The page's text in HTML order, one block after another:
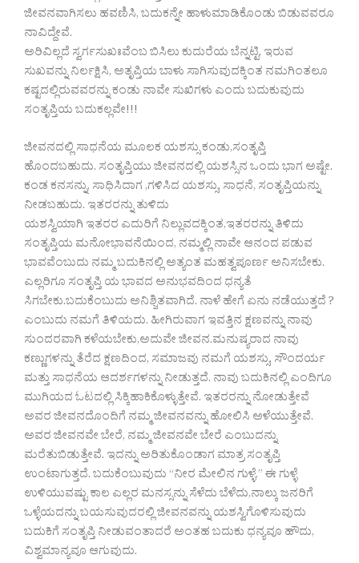
ಜೀವನವಾಗಿಸಲು ಹವಣಿಸಿ, ಬದುಕನ್ನೇ ಹಾಳುಮಾಡಿಕೊಂಡು ಬಿಡುವವರೂ
ನಾವಿದ್ದೇವೆ.
ಅರಿವಿಲ್ಲದೆ ಸ್ವರ್ಗಸುಖಃವೆಂಬ ಬಿಸಿಲು ಕುದುರೆಯ ಬೆನ್ನಟ್ಟಿ, ಇರುವ
ಸುಖವನ್ನು ನಿರ್ಲಕ್ಷಿಸಿ, ಅತೃಪ್ತಿಯ ಬಾಳು ಸಾಗಿಸುವುದಕ್ಕಿಂತ ನಮಗಿಂತಲೂ
ಕಷ್ಟದಲ್ಲಿರುವವರನ್ನು ಕಂಡು ನಾವೇ ಸುಖಿಗಳು ಎಂದು ಬದುಕುವುದು
ಸಂತೃಪ್ತಿಯ ಬದುಕಲ್ಲವೇ!!!
ಜೀವನದಲ್ಲಿ ಸಾಧನೆಯ ಮೂಲಕ ಯಶಸ್ಸು ಕಂಡು,ಸಂತೃಪ್ತಿ
ಹೊಂದಬಹುದು. ಸಂತೃಪ್ತಿಯು ಜೀವನದಲ್ಲಿ ಯಶಸ್ಸಿನ ಒಂದು ಭಾಗ ಅಷ್ಟೇ.
ಕಂಡ ಕನಸನ್ನು, ಸಾಧಿಸಿದಾಗ ,ಗಳಿಸಿದ ಯಶಸ್ಸು, ಸಾಧನೆ, ಸಂತೃಪ್ತಿಯನ್ನು
ನೀಡಬಹುದು. ಇತರರನ್ನು ತುಳಿದು
ಯಶಸ್ವಿಯಾಗಿ ಇತರರ ಎದುರಿಗೆ ನಿಲ್ಲುವದಕ್ಕಿಂತ,ಇತರರನ್ನು ತಿಳಿದು
ಸಂತೃಪ್ತಿಯ ಮನೋಭಾವನೆಯಿಂದ, ನಮ್ಮಲ್ಲಿ ನಾವೇ ಆನಂದ ಪಡುವ
ಭಾವವೆಂಬುದು ನಮ್ಮ ಬದುಕಿನಲ್ಲಿ ಅತ್ಯಂತ ಮಹತ್ವಪೂರ್ಣ ಅನಿಸಬೇಕು.
ಎಲ್ಲರಿಗೂ ಸಂತೃಪ್ತಿ ಯ ಭಾವದ ಅನುಭವದಿಂದ ಧನ್ಯತೆ
ಸಿಗಬೇಕು.ಬದುಕೆಂಬುದು ಅನಿಶ್ಚಿತವಾಗಿದೆ. ನಾಳೆ ಹೇಗೆ ಏನು ನಡೆಯುತ್ತದೆ ?
ಎಂಬುದು ನಮಗೆ ತಿಳಿಯದು. ಹೀಗಿರುವಾಗ ಇವತ್ತಿನ ಕ್ಷಣವನ್ನು ನಾವು
ಸುಂದರವಾಗಿ ಕಳೆಯಬೇಕು,ಅದುವೇ ಜೀವನ.ಮನುಷ್ಯರಾದ ನಾವು
ಕಣ್ಣುಗಳನ್ನು ತೆರೆದ ಕ್ಷಣದಿಂದ, ಸಮಾಜವು ನಮಗೆ ಯಶಸ್ಸು, ಸೌಂದರ್ಯ
ಮತ್ತು ಸಾಧನೆಯ ಆದರ್ಶಗಳನ್ನು ನೀಡುತ್ತದೆ. ನಾವು ಬದುಕಿನಲ್ಲಿ ಎಂದಿಗೂ
ಮುಗಿಯದ ಓಟದಲ್ಲಿ ಸಿಕ್ಕಿಹಾಕಿಕೊಳ್ಳುತ್ತೇವೆ. ಇತರರನ್ನು ನೋಡುತ್ತೇವೆ
ಅವರ ಜೀವನದೊಂದಿಗೆ ನಮ್ಮ ಜೀವನವನ್ನು ಹೋಲಿಸಿ ಅಳೆಯುತ್ತೇವೆ.
ಅವರ ಜೀವನವೇ ಬೇರೆ, ನಮ್ಮ ಜೀವನವೇ ಬೇರೆ ಎಂಬುದನ್ನು
ಮರೆತುಬಿಡುತ್ತೇವೆ. ಇದನ್ನು ಅರಿತುಕೊಂಡಾಗ ಮಾತ್ರ ಸಂತೃಪ್ತಿ
ಉಂಟಾಗುತ್ತದೆ. ಬದುಕೆಂಬುವುದು “ನೀರ ಮೇಲಿನ ಗುಳ್ಳೆ.” ಈ ಗುಳ್ಳೆ
ಉಳಿಯುವಷ್ಟು ಕಾಲ ಎಲ್ಲರ ಮನಸ್ಸನ್ನು ಸೆಳೆದು ಬೆಳೆದು,ನಾಲ್ಕು ಜನರಿಗೆ
ಒಳ್ಳೆಯದನ್ನು ಬಯಸುವುದರಲ್ಲಿ ಜೀವನವನ್ನು ಯಶಸ್ವಿಗೊಳಿಸುವುದು
ಬದುಕಿಗೆ ಸಂತೃಪ್ತಿ ನೀಡುವಂತಾದರೆ ಅಂತಹ ಬದುಕು ಧನ್ಯವೂ ಹೌದು,
ವಿಶ್ವಮಾನ್ಯವೂ ಆಗುವುದು.